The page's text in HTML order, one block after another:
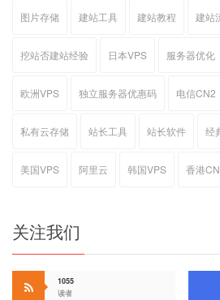
图片存储 建站工具 建站教程 建站
挖站否建站经验 日本VPS 服务器优化
欧洲VPS 独立服务器优惠码 电信CN2
私有云存储 站长工具 站长软件 经
美国VPS 阿里云 韩国VPS 香港
关注我们
1055
读者